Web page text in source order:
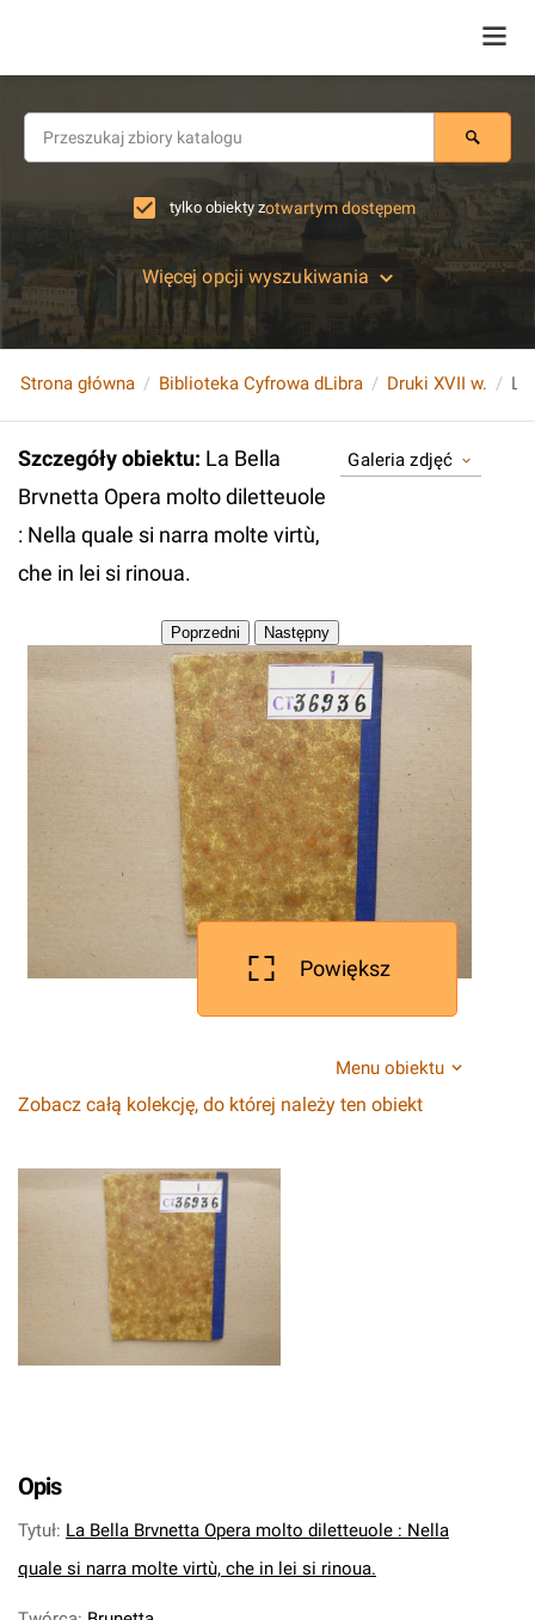
tylko obiekty zotwartym dostępem
Więcej opcji wyszukiwania
Strona główna Biblioteka Cyfrowa dLibra Druki XVII w.
Szczegóły obiektu: La Bella
Brvnetta Opera molto diletteuole
: Nella quale si narra molte virtù,
che in lei si rinoua.
Galeria zdjęć
Powiększ
Menu obiektu
Zobacz całą kolekcję, do której należy ten obiekt
Opis
Tytuł: La Bella Brvnetta Opera molto diletteuole : Nella
quale si narra molte virtù, che in lei si rinoua.